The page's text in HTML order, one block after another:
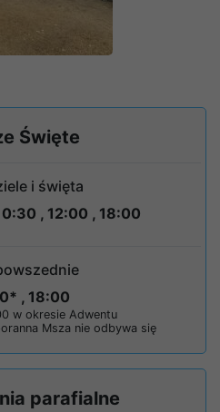
Święte
i święta
, 12:00 , 18:00
, 18:00
w okresie Adwentu
Msza nie odbywa się
parafialne